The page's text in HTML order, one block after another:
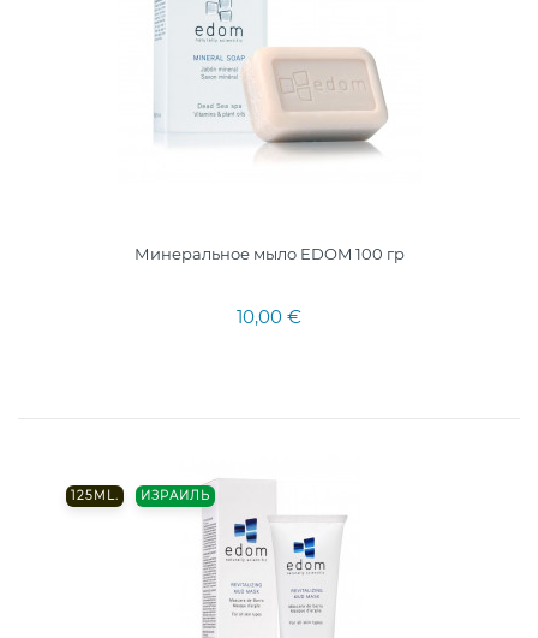
Минеральное мыло EDOM 100 гр
10,00 €
125ML. ИЗРАИЛЬ